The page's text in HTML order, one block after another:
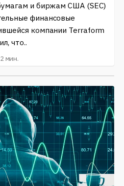
и биржам США (SEC)
финансовые
компании Terraform
что..
2 мин.